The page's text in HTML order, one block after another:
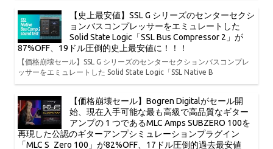
【史上最安値】SSL G シリーズのセンターセクシ
ョンバスコンプレッサーをエミュレートした
Solid State Logic「SSL Bus Compressor 2」が
87%OFF、19ドル圧倒的史上最安値に！！！
【価格崩壊セール】SSL G シリーズのセンターセクションバスコンプレ
ッサーをエミュレートした Solid State Logic「SSL Native B
【価格崩壊セール】Bogren Digitalがセール開
始、現在入手可能な最も高級で高品質なギター
アンプの 1 つであるMLC Amps SUBZERO 100を
再現した公認のギターアンプシミュレーションプラグイン
「MLC S_Zero 100」が82%OFF、17ドル圧倒的過去最安値